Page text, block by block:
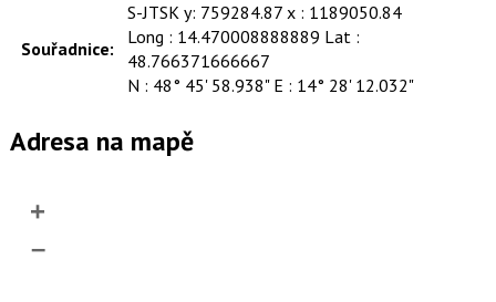
Souřadnice:
S-JTSK y: 759284.87 x : 1189050.84
Long : 14.470008888889 Lat :
48.766371666667
N : 48° 45' 58.938" E : 14° 28' 12.032"
Adresa na mapě
+
–